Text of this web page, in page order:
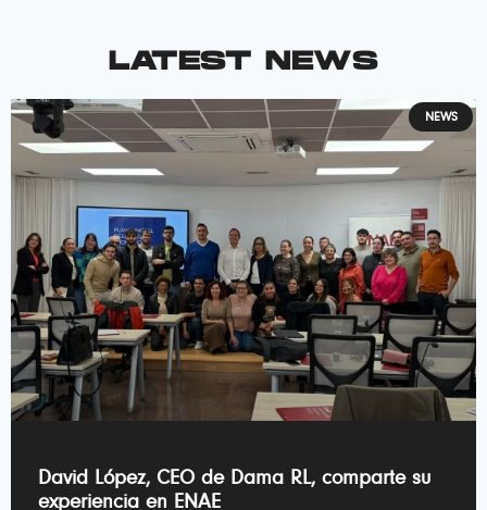
LATEST NEWS
NEWS
David López, CEO de Dama RL, comparte su
experiencia en ENAE